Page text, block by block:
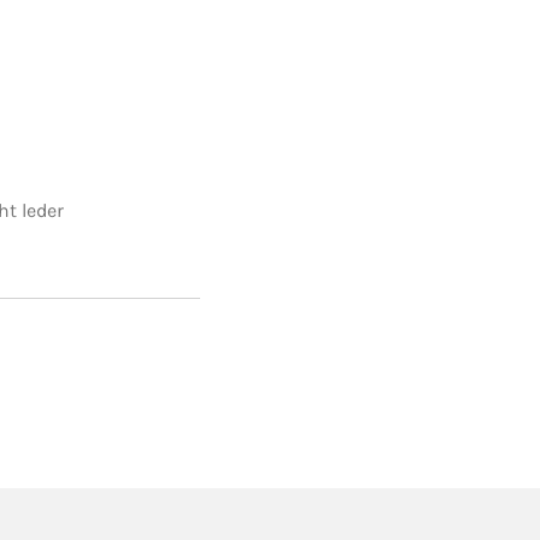
leder